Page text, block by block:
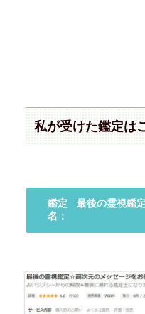
私が受けた鑑定は
鑑定
名：
最後の霊視鑑